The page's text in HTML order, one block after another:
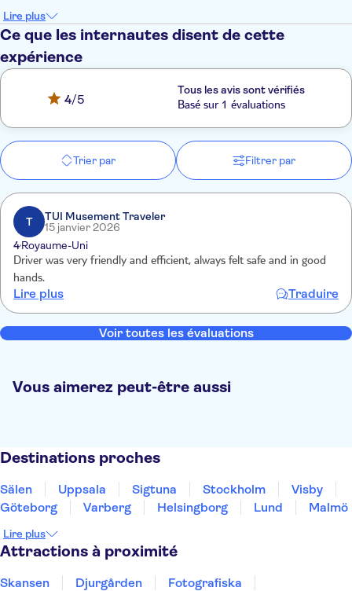
Lire plus
Ce que les internautes disent de cette
expérience
4/5
Tous les avis sont vérifiés
Basé sur 1 évaluations
Trier par Filtrer par
T
TUI Musement Traveler
15 janvier 2026
4Royaume-Uni
Driver was very friendly and efficient, always felt safe and in good
hands.
Lire plus Traduire
Voir toutes les évaluations
Vous aimerez peut-être aussi
Destinations proches
Sälen Uppsala Sigtuna Stockholm
Visby
Göteborg
Varberg Helsingborg Lund Malmö
Lire plus
Attractions à proximité
Skansen Djurgården
Fotografiska